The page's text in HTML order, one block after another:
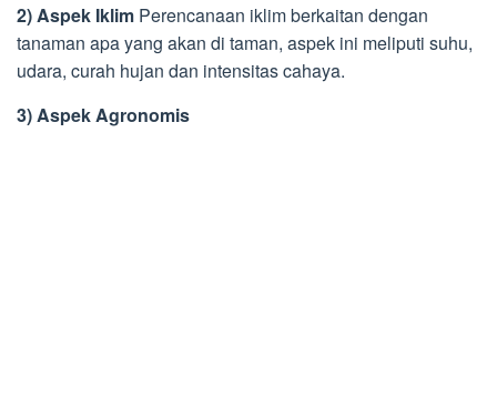
2) Aspek Iklim Perencanaan iklim berkaitan dengan
tanaman apa yang akan di taman, aspek ini meliputi suhu,
udara, curah hujan dan intensitas cahaya.
3) Aspek Agronomis